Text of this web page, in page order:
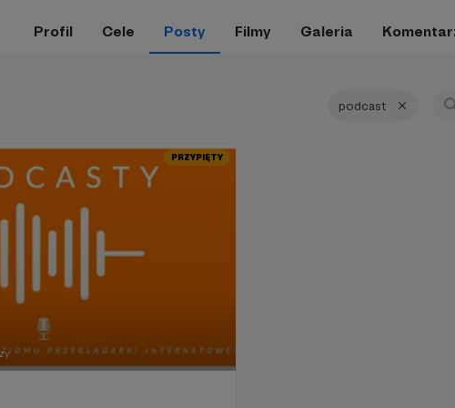
Profil Cele Posty Filmy Galeria
podcast
PRZYPIĘTY